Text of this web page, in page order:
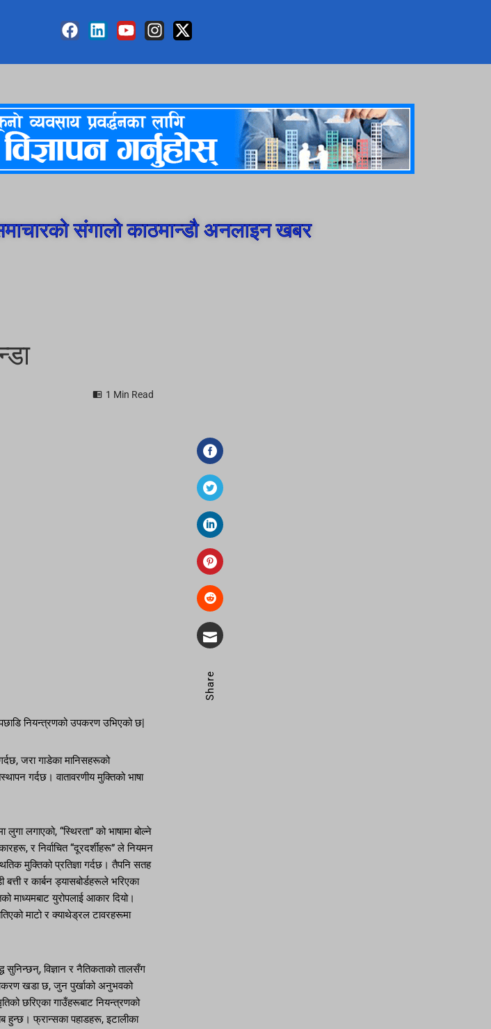
संगालो काठमान्डौ अनलाइन खबर
1 Min Read
Share
नियन्त्रणको उपकरण उभिएको छ|
जरा गाडेका मानिसहरूको
गर्दछ। वातावरणीय मुक्तिको भाषा
लगाएको, “स्थिरता” को भाषामा बोल्ने
र निर्वाचित “दूरदर्शीहरू” ले नियमन
मुक्तिको प्रतिज्ञा गर्दछ। तैपनि सतह
र कार्बन ड्यासबोर्डहरूले भरिएका
युरोपलाई आकार दियो।
माटो र क्याथेड्रल टावरहरूमा
सुनिन्छन्, विज्ञान र नैतिकताको तालसँग
खडा छ, जुन पुर्खाको अनुभवको
छरिएका गाउँहरूबाट नियन्त्रणको
हुन्छ। फ्रान्सका पहाडहरू, इटालीका